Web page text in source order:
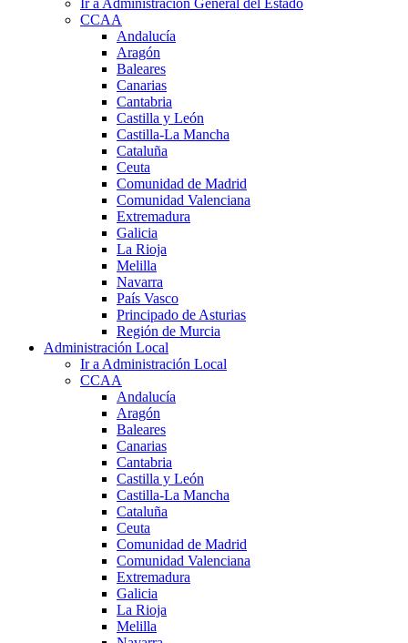
CCAA
Andalucía
Aragón
Baleares
Canarias
Cantabria
Castilla y León
Castilla-La Mancha
Cataluña
Ceuta
Comunidad de Madrid
Comunidad Valenciana
Extremadura
Galicia
La Rioja
Melilla
Navarra
País Vasco
Principado de Asturias
Región de Murcia
Administración Local
Ir a Administración Local
CCAA
Andalucía
Aragón
Baleares
Canarias
Cantabria
Castilla y León
Castilla-La Mancha
Cataluña
Ceuta
Comunidad de Madrid
Comunidad Valenciana
Extremadura
Galicia
La Rioja
Melilla